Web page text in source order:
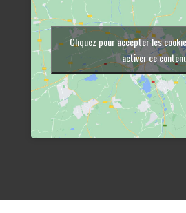
Cliquez pour accepter les
activer ce